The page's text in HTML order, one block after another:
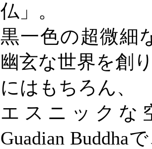
仏」。
黒一色の超微細
幽玄な世界を創
にはもちろん、
エスニックな
Guadian Buddha